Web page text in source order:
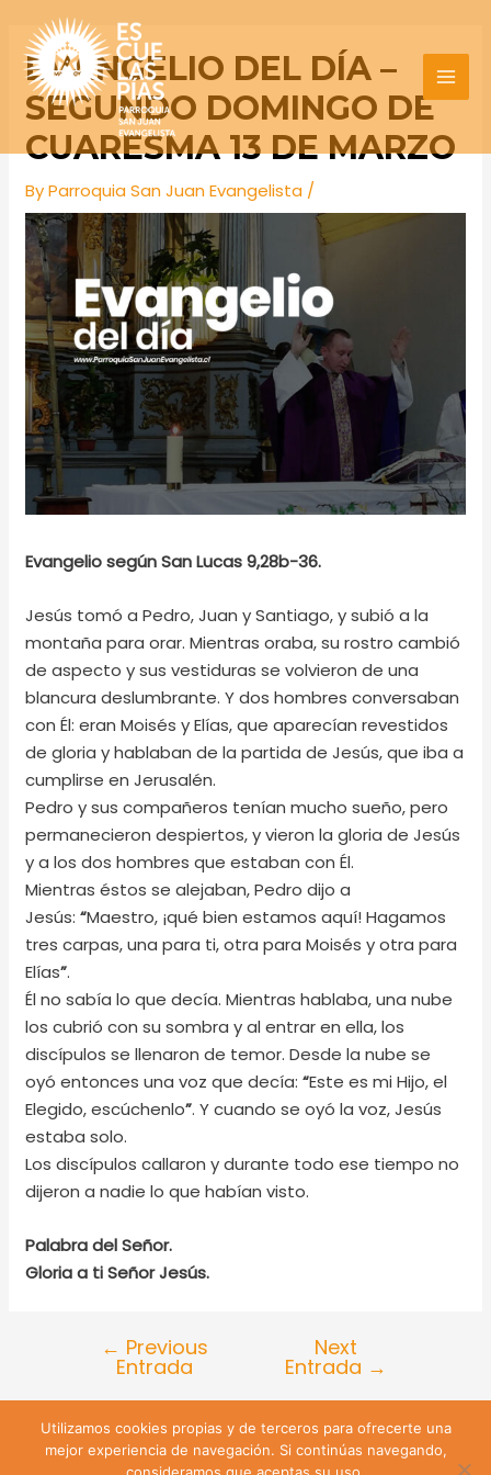
content
EVANGELIO DEL DÍA –
SEGUNDO DOMINGO DE
CUARESMA 13 DE MARZO
ByParroquia San Juan Evangelista /
Evangelio según San Lucas 9,28b-36.
Jesús tomó a Pedro, Juan y Santiago, y subió a la
montaña para orar. Mientras oraba, su rostro cambió
de aspecto y sus vestiduras se volvieron de una
blancura deslumbrante. Y dos hombres conversaban
con Él: eran Moisés y Elías, que aparecían revestidos
de gloria y hablaban de la partida de Jesús, que iba a
cumplirse en Jerusalén.
Pedro y sus compañeros tenían mucho sueño, pero
permanecieron despiertos, y vieron la gloria de Jesús
y a los dos hombres que estaban con Él.
Mientras éstos se alejaban, Pedro dijo a
Jesús:“Maestro, ¡qué bien estamos aquí! Hagamos
tres carpas, una para ti, otra para Moisés y otra para
Elías”.
Él no sabía lo que decía. Mientras hablaba, una nube
los cubrió con su sombra y al entrar en ella, los
discípulos se llenaron de temor. Desde la nube se
oyó entonces una voz que decía:“Este es mi Hijo, el
Elegido, escúchenlo”. Y cuando se oyó la voz, Jesús
estaba solo.
Los discípulos callaron y durante todo ese tiempo no
dijeron a nadie lo que habían visto.
Palabra del Señor.
Gloria a ti Señor Jesús.
Post
navigation
← Previous
Entrada
Next
Entrada →
Lira 428 Santiago de Chile | Teléfono: +56 9 74809547 |
Email: sanjuanevangelista428@gmail.com
Utilizamos cookies propias y de terceros para ofrecerte una
mejor experiencia de navegación. Si continúas navegando,